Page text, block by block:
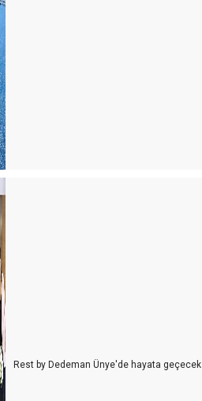
Rest by Dedeman Ünye'de hayata geçecek